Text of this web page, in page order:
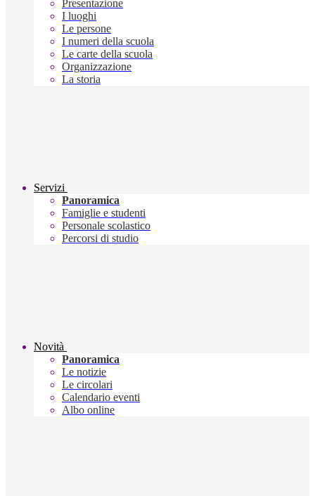
Presentazione
I luoghi
Le persone
I numeri della scuola
Le carte della scuola
Organizzazione
La storia
Servizi
Panoramica
Famiglie e studenti
Personale scolastico
Percorsi di studio
Novità
Panoramica
Le notizie
Le circolari
Calendario eventi
Albo online